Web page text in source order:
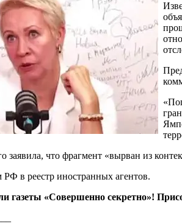
заявила, что фрагмент «вырван из
в реестр иностранных агентов.
газеты «Совершенно секретно»!